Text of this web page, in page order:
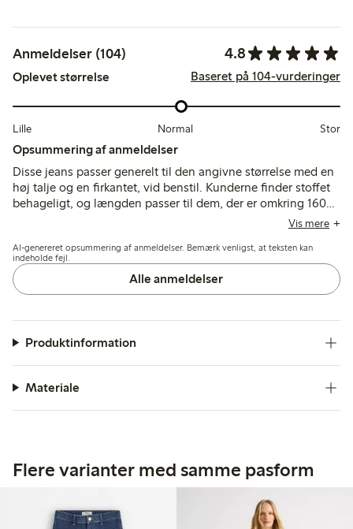
Anmeldelser (104) 4.8
Oplevet størrelse Baseret på 104-vurderinger
Lille Normal Stor
Opsummering af anmeldelser
Disse jeans passer generelt til den angivne størrelse med en
høj talje og en firkantet, vid benstil. Kunderne finder stoffet
behageligt, og længden passer til dem, der er omkring 160–
168 cm med kortere ben, selvom nogle kortere kunderVis mere
AI-genereret opsummering af anmeldelser. Bemærk venligst, at teksten kan
indeholde fejl.
Alle anmeldelser
Produktinformation
Materiale
Flere varianter med samme pasform